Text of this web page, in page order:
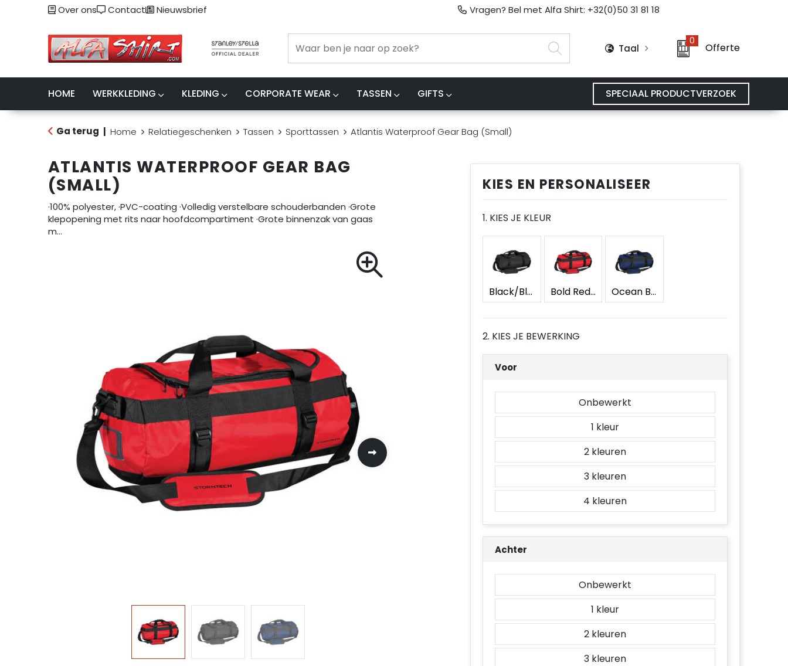
Over ons Contact Nieuwsbrief Vragen? Bel met Alfa Shirt: +32(0)50 31 81 18
Taal
0
Offerte
HOME WERKKLEDING KLEDING CORPORATE WEAR TASSEN GIFTS SPECIAAL PRODUCTVERZOEK
Ga terug Home Relatiegeschenken Tassen Sporttassen Atlantis Waterproof Gear Bag (Small)
ATLANTIS WATERPROOF GEAR BAG
(SMALL)
·100% polyester, ·PVC-coating ·Volledig verstelbare schouderbanden ·Grote
klepopening met rits naar hoofdcompartiment ·Grote binnenzak van gaas
m…
KIES EN PERSONALISEER
1. KIES JE KLEUR
Black/Black Bold Red/Black Ocean Blue/Black
2. KIES JE BEWERKING
Voor
Onbewerkt
1
2
3
4
Achter
Onbewerkt
1
2
3